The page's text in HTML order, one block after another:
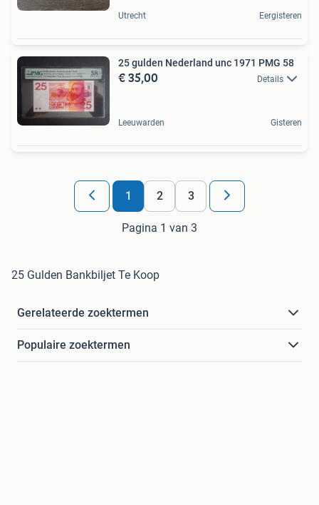
Utrecht Eergisteren
25 gulden Nederland unc 1971 PMG 58
€ 35,00 Details
Leeuwarden Gisteren
1 2 3
Pagina 1 van 3
25 Gulden Bankbiljet Te Koop
Gerelateerde zoektermen
Populaire zoektermen